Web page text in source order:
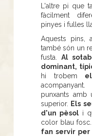
L'altre pi que
fàcilment
pinyes i fulles
Aquests pins,
també són un
fusta. Al
dominant,
hi trobem el
punxants amb
superior.
Els
d'un pèsol i
color blau
fan servir per